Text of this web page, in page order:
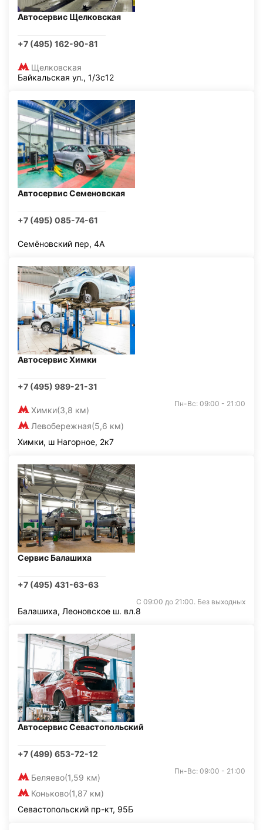
Автосервис Щелковская
+7 (495) 162-90-81
Щелковская
Байкальская ул., 1/3с12
Автосервис Семеновская
+7 (495) 085-74-61
Семёновский пер, 4А
Автосервис Химки
+7 (495) 989-21-31
Химки(3,8 км)
Левобережная(5,6 км)
Пн-Вс: 09:00 - 21:00
Химки, ш Нагорное, 2к7
Сервис Балашиха
+7 (495) 431-63-63
С 09:00 до 21:00. Без выходных
Балашиха, Леоновское ш. вл.8
Автосервис Севастопольский
+7 (499) 653-72-12
Беляево(1,59 км)
Коньково(1,87 км)
Пн-Вс: 09:00 - 21:00
Севастопольский пр-кт, 95Б